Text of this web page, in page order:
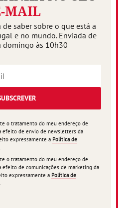
MAIL
saber sobre o que está a
e no mundo. Enviada de
domingo às 10h30
o tratamento do meu endereço de
efeito de envio de newsletters da
expressamente a Política de
.
o tratamento do meu endereço de
de comunicações de marketing da
expressamente a Política de
.